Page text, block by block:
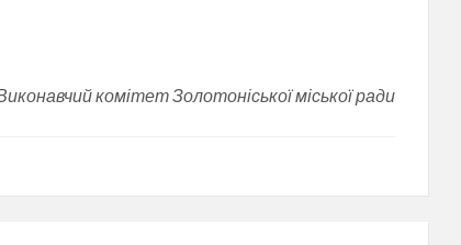
комітет Золотоніської міської ради